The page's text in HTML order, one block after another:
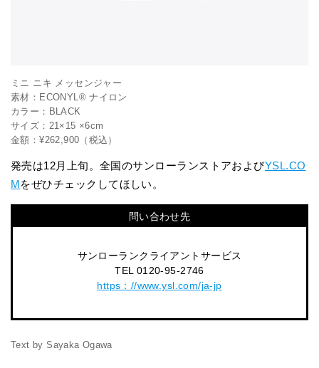
ミニ ニキ メッセンジャー
素材：ECONYL® ナイロン
カラー：BLACK
サイズ：21×15 ×6cm
金額：¥262,900（税込）
発売は12月上旬。全国のサンローランストアおよびYSL.CO
Mをぜひチェックしてほしい。
問い合わせ先
サンローランクライアントサービス
TEL 0120-95-2746
https：//www.ysl.com/ja-jp
Text by Sayaka Ogawa